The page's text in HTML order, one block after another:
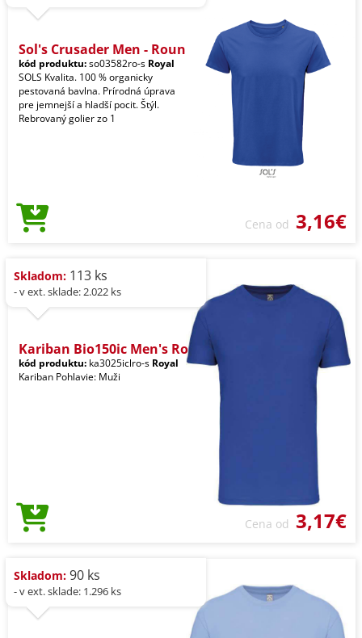
Sol's Crusader Men - Roun
kód produktu:so03582ro-s Royal
SOLS Kvalita. 100 % organicky
pestovaná bavlna. Prírodná úprava
pre jemnejší a hladší pocit. Štýl.
Rebrovaný golier zo 1
Cena od 3,16€
Skladom: 113 ks
- v ext. sklade: 2.022 ks
Kariban Bio150ic Men's Ro
kód produktu: ka3025iclro-s Royal
Kariban Pohlavie: Muži
Cena od 3,17€
Skladom: 90 ks
- v ext. sklade: 1.296 ks